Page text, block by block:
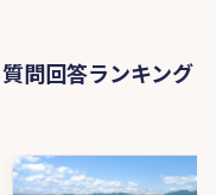
問回答ランキング